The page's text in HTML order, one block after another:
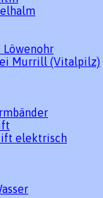
Löwenohr
Murrill (Vitalpilz)
elektrisch